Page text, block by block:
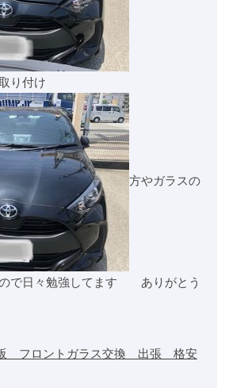
り付け
方やガラスの
ので日々勉強してます ありがとう
フロントガラス交換 出張 格安